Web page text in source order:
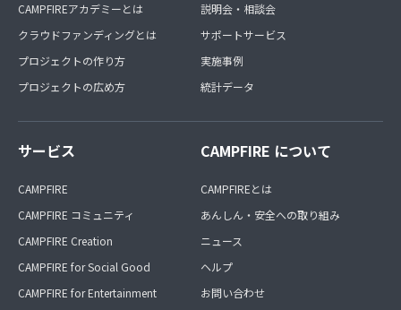
CAMPFIREアカデミーとは
クラウドファンディングとは
プロジェクトの作り方
プロジェクトの広め方
説明会・相談会
サポートサービス
実施事例
統計データ
サービス
CAMPFIRE
CAMPFIRE コミュニティ
CAMPFIRE Creation
CAMPFIRE for Social Good
CAMPFIRE for Entertainment
CAMPFIRE について
CAMPFIREとは
あんしん・安全への取り組み
ニュース
ヘルプ
お問い合わせ